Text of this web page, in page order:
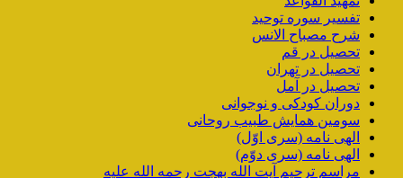
تفسیر سوره توحید
شرح مصباح الانس
تحصیل در قم
تحصیل در تهران
تحصیل در آمل
دوران کودکی و نوجوانی
سومین همایش طبیب روحانی
الهی نامه (سری اوّل)
الهی نامه (سری دوّم)
مراسم ترحیم آیت الله بهجت رحمه الله علیه